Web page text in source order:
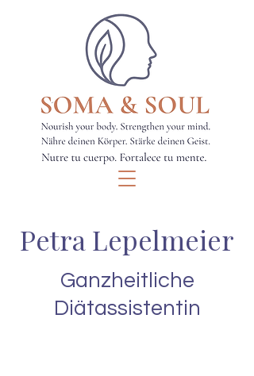
Petra Lepelmeier
Ganzheitliche
Diätassistentin